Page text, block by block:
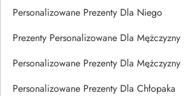
Personalizowane Prezenty Dla Niego
Prezenty Personalizowane Dla Mężczyzny
Personalizowane Prezenty Dla Mężczyzny
Personalizowane Prezenty Dla Chłopaka